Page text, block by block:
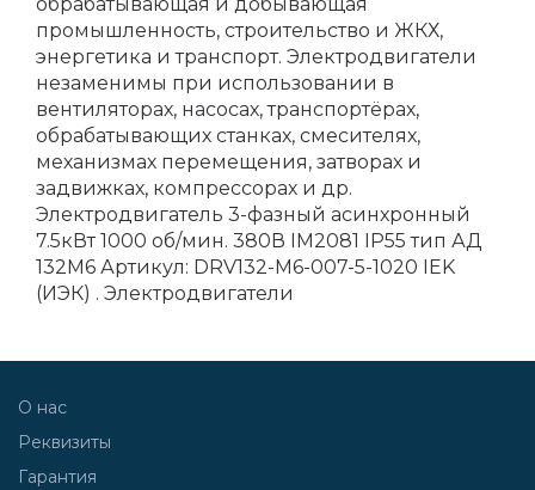
обрабатывающая и добывающая
промышленность, строительство и ЖКХ,
энергетика и транспорт. Электродвигатели
незаменимы при использовании в
вентиляторах, насосах, транспортёрах,
обрабатывающих станках, смесителях,
механизмах перемещения, затворах и
задвижках, компрессорах и др.
Электродвигатель 3-фазный асинхронный
7.5кВт 1000 об/мин. 380В IM2081 IP55 тип АД
132M6 Артикул: DRV132-M6-007-5-1020 IEK
(ИЭК) . Электродвигатели
О нас
Реквизиты
Гарантия